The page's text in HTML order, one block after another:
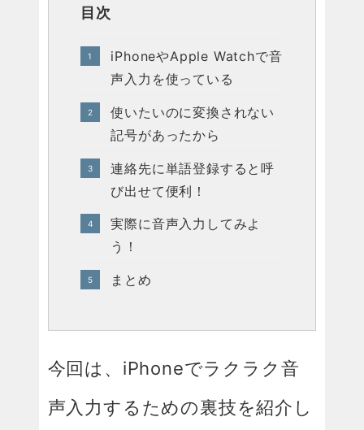
目次
iPhoneやApple Watchで音
声入力を使っている
使いたいのに変換されない
記号があったから
連絡先に単語登録すると呼
び出せて便利！
実際に音声入力してみよ
う！
まとめ
今回は、iPhoneでラクラク音
声入力するための裏技を紹介し